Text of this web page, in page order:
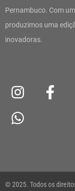
Pernambuco. Com
produzimos uma
inovadoras.
n
s
t
a
a
c
k
h
a
t
p
© 2025. Todos os